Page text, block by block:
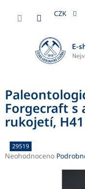
obsah
CZK
Forgecraft s
rukojetí, H41
29519
Průměrné
Neohodnoceno